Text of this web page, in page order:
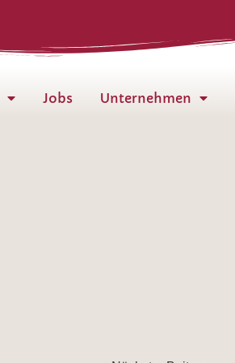
Jobs Unternehmen